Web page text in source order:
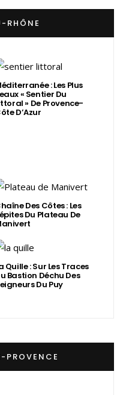
RHÔNE
: Les Plus
« Sentier Du
» De Provence-
D’Azur
Des Côtes : Les
Du Plateau De
Quille : Sur Les Traces
Bastion Déchu Des
Du Puy
PROVENCE